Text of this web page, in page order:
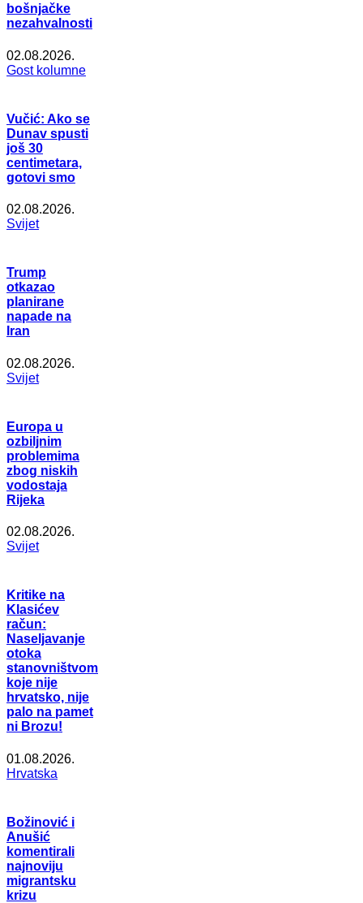
bošnjačke
nezahvalnosti
02.08.2026.
Gost kolumne
Vučić: Ako se
Dunav spusti
još 30
centimetara,
gotovi smo
02.08.2026.
Svijet
Trump
otkazao
planirane
napade na
Iran
02.08.2026.
Svijet
Europa u
ozbiljnim
problemima
zbog niskih
vodostaja
Rijeka
02.08.2026.
Svijet
Kritike na
Klasićev
račun:
Naseljavanje
otoka
stanovništvom
koje nije
hrvatsko, nije
palo na pamet
ni Brozu!
01.08.2026.
Hrvatska
Božinović i
Anušić
komentirali
najnoviju
migrantsku
krizu